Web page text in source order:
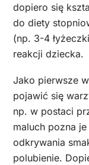
dopiero się
do diety
(np. 3-4
reakcji dziecka.
Jako pierwsze
pojawić się
np. w postaci
maluch pozna
odkrywania
polubienie.